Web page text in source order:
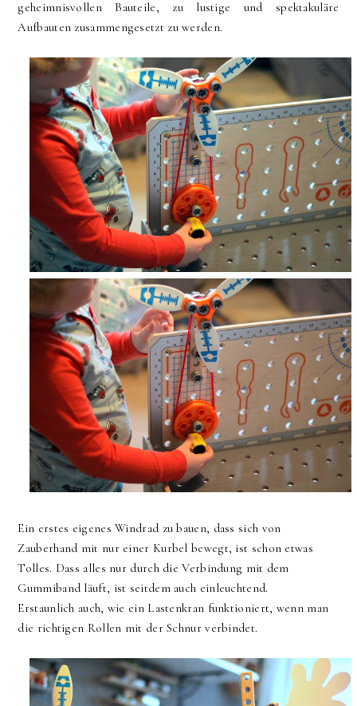
geheimnisvollen Bauteile, zu lustige und spektakuläre
Aufbauten zusammengesetzt zu werden.
Ein erstes eigenes Windrad zu bauen, dass sich von
Zauberhand mit nur einer Kurbel bewegt, ist schon etwas
Tolles. Dass alles nur durch die Verbindung mit dem
Gummiband läuft, ist seitdem auch einleuchtend.
Erstaunlich auch, wie ein Lastenkran funktioniert, wenn man
die richtigen Rollen mit der Schnur verbindet.